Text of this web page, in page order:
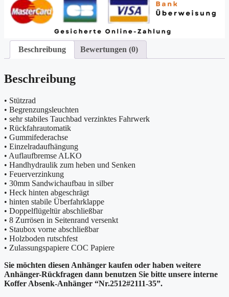
Höhe:190cm
2,7t|weiß
Menge
Beschreibung Bewertungen (0)
Beschreibung
• Stützrad
• Begrenzungsleuchten
• sehr stabiles Tauchbad verzinktes Fahrwerk
• Rückfahrautomatik
• Gummifederachse
• Einzelradaufhängung
• Auflaufbremse ALKO
• Handhydraulik zum heben und Senken
• Feuerverzinkung
• 30mm Sandwichaufbau in silber
• Heck hinten abgeschrägt
• hinten stabile Überfahrklappe
• Doppelflügeltür abschließbar
• 8 Zurrösen in Seitenrand versenkt
• Staubox vorne abschließbar
• Holzboden rutschfest
• Zulassungspapiere COC Papiere
Sie möchten diesen Anhänger kaufen oder haben weitere
Anhänger-Rückfragen dann benutzen Sie bitte unsere interne
Koffer Absenk-Anhänger “Nr.2512#2111-35”.